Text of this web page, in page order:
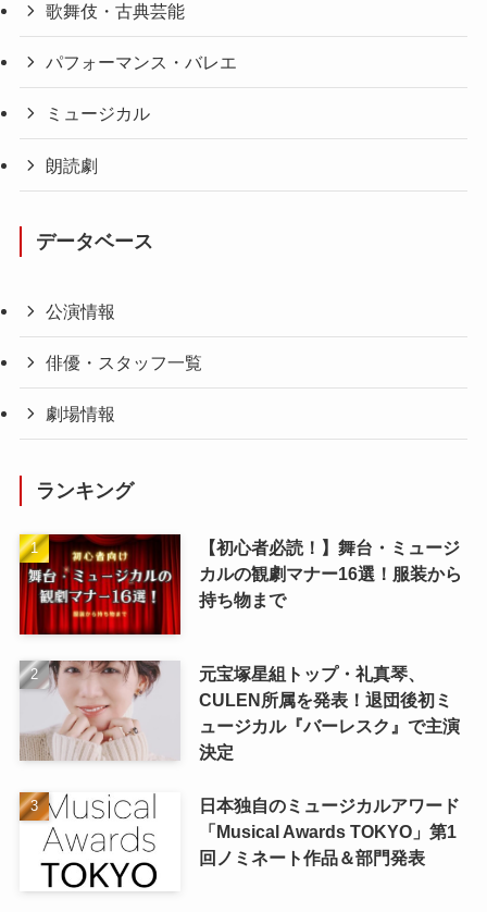
歌舞伎・古典芸能
パフォーマンス・バレエ
ミュージカル
朗読劇
データベース
公演情報
俳優・スタッフ一覧
劇場情報
ランキング
【初心者必読！】舞台・ミュージ
カルの観劇マナー16選！服装から
持ち物まで
元宝塚星組トップ・礼真琴、
CULEN所属を発表！退団後初ミ
ュージカル『バーレスク』で主演
決定
日本独自のミュージカルアワード
「Musical Awards TOKYO」第1
回ノミネート作品＆部門発表